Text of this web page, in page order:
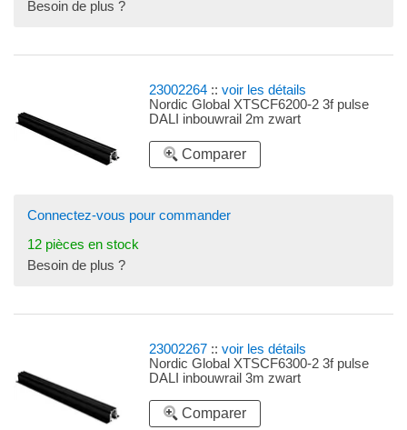
Besoin de plus ?
23002264 ::voir les détails
Nordic Global XTSCF6200-2 3f pulse
DALI inbouwrail 2m zwart
Comparer
Connectez-vous pour commander
12 pièces en stock
Besoin de plus ?
23002267 ::voir les détails
Nordic Global XTSCF6300-2 3f pulse
DALI inbouwrail 3m zwart
Comparer